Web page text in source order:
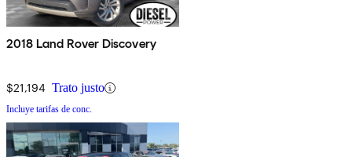
2018 Land Rover Discovery
$21,194 Trato justo
Incluye tarifas de conc.